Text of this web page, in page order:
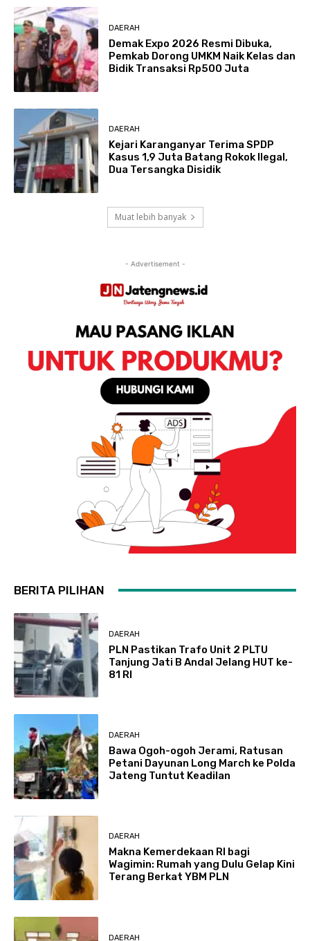
DAERAH
Demak Expo 2026 Resmi Dibuka,
Pemkab Dorong UMKM Naik Kelas dan
Bidik Transaksi Rp500 Juta
DAERAH
Kejari Karanganyar Terima SPDP
Kasus 1,9 Juta Batang Rokok Ilegal,
Dua Tersangka Disidik
Muat lebih banyak
- Advertisement -
BERITA PILIHAN
DAERAH
PLN Pastikan Trafo Unit 2 PLTU
Tanjung Jati B Andal Jelang HUT ke-
81 RI
DAERAH
Bawa Ogoh-ogoh Jerami, Ratusan
Petani Dayunan Long March ke Polda
Jateng Tuntut Keadilan
DAERAH
Makna Kemerdekaan RI bagi
Wagimin: Rumah yang Dulu Gelap Kini
Terang Berkat YBM PLN
DAERAH